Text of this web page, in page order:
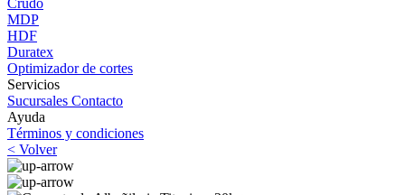
Crudo
MDP
HDF
Duratex
Optimizador de cortes
Servicios
Sucursales Contacto
Ayuda
Términos y condiciones
< Volver